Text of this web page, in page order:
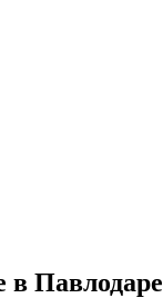
в Павлодаре